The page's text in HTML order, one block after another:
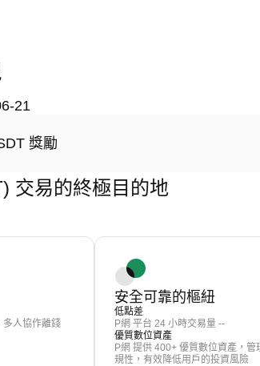
21
獎勵
交易的終極目的地
多人協作離錢
安全可靠的樞紐
低點差
P網 平台 24 小時交易量 --
優質數位資產
P網 提供 400+ 優質數位資產，
規性，有效降低用戶的投資風險